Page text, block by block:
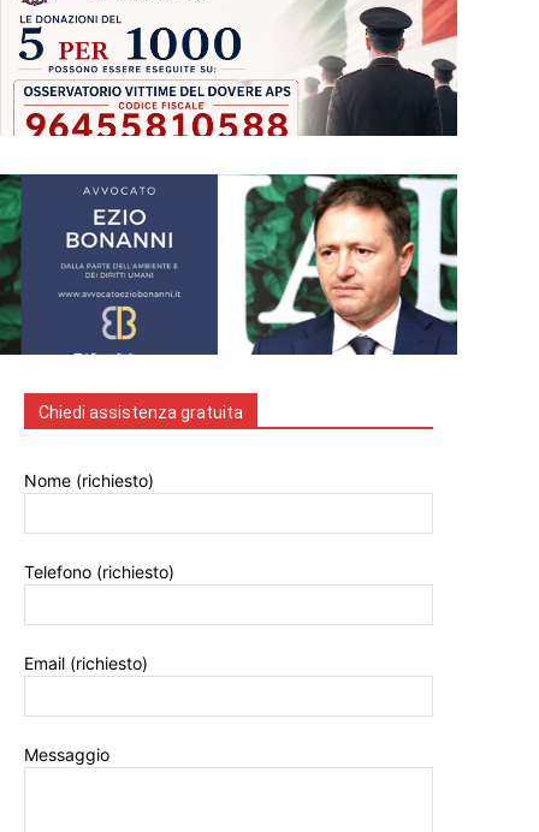
Chiedi assistenza gratuita
Nome (richiesto)
Telefono (richiesto)
Email (richiesto)
Messaggio